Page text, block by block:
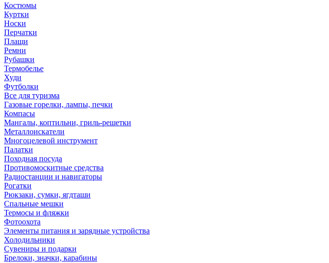
Костюмы
Куртки
Носки
Перчатки
Плащи
Ремни
Рубашки
Термобелье
Худи
Футболки
Все для туризма
Газовые горелки, лампы, печки
Компасы
Мангалы, коптильни, гриль-решетки
Металлоискатели
Многоцелевой инструмент
Палатки
Походная посуда
Противомоскитные средства
Радиостанции и навигаторы
Рогатки
Рюкзаки, сумки, ягдташи
Спальные мешки
Термосы и фляжки
Фотоохота
Элементы питания и зарядные устройства
Холодильники
Сувениры и подарки
Брелоки, значки, карабины